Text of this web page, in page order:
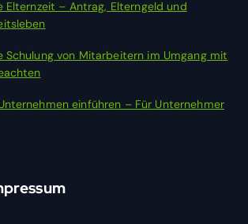
Elternzeit – Antrag, Elterngeld und
Schulung von Mitarbeitern im Umgang mit
einführen – Für Unternehmer